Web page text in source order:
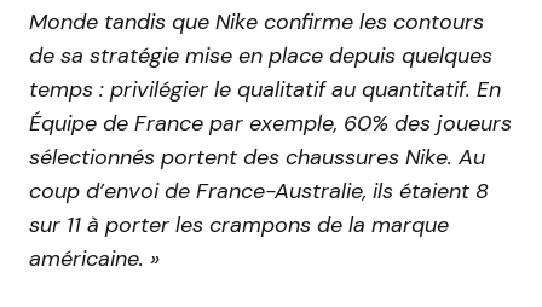
Monde tandis que Nike confirme les contours
de sa stratégie mise en place depuis quelques
temps : privilégier le qualitatif au quantitatif. En
Équipe de France par exemple, 60% des joueurs
sélectionnés portent des chaussures Nike. Au
coup d’envoi de France-Australie, ils étaient 8
sur 11 à porter les crampons de la marque
américaine. »